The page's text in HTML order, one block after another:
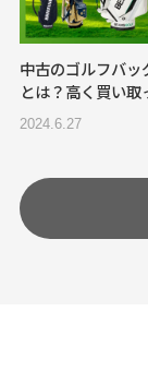
中古のゴルフバッ
とは？高く買い
2024.6.27